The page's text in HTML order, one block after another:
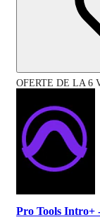
OFERTE DE LA 6
Pro Tools Intro+